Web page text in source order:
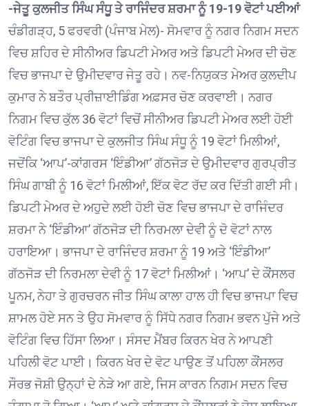
-ਜੇਤੂ ਕੁਲਜੀਤ ਸਿੰਘ ਸੰਧੂ ਤੇ ਰਾਜਿੰਦਰ ਸ਼ਰਮਾ ਨੂੰ 19-19 ਵੋਟਾਂ ਪਈਆਂ
ਚੰਡੀਗੜ੍ਹ, 5 ਫਰਵਰੀ (ਪੰਜਾਬ ਮੇਲ)- ਸੋਮਵਾਰ ਨੂੰ ਨਗਰ ਨਿਗਮ ਸਦਨ
ਵਿਚ ਸ਼ਹਿਰ ਦੇ ਸੀਨੀਅਰ ਡਿਪਟੀ ਮੇਅਰ ਅਤੇ ਡਿਪਟੀ ਮੇਅਰ ਦੀ ਚੋਣ
ਵਿਚ ਭਾਜਪਾ ਦੇ ਉਮੀਦਵਾਰ ਜੇਤੂ ਰਹੇ। ਨਵ-ਨਿਯੁਕਤ ਮੇਅਰ ਕੁਲਦੀਪ
ਕੁਮਾਰ ਨੇ ਬਤੌਰ ਪ੍ਰੀਜ਼ਾਈਡਿੰਗ ਅਫ਼ਸਰ ਚੋਣ ਕਰਵਾਈ। ਨਗਰ
ਨਿਗਮ ਵਿਚ ਕੁੱਲ 36 ਵੋਟਾਂ ਵਿਚੋਂ ਸੀਨੀਅਰ ਡਿਪਟੀ ਮੇਅਰ ਲਈ ਹੋਈ
ਵੋਟਿੰਗ ਵਿਚ ਭਾਜਪਾ ਦੇ ਕੁਲਜੀਤ ਸਿੰਘ ਸੰਧੂ ਨੂੰ 19 ਵੋਟਾਂ ਮਿਲੀਆਂ,
ਜਦੋਂਕਿ ‘ਆਪ’-ਕਾਂਗਰਸ ‘ਇੰਡੀਆ’ ਗੱਠਜੋੜ ਦੇ ਉਮੀਦਵਾਰ ਗੁਰਪ੍ਰੀਤ
ਸਿੰਘ ਗਾਬੀ ਨੂੰ 16 ਵੋਟਾਂ ਮਿਲੀਆਂ, ਇੱਕ ਵੋਟ ਰੱਦ ਕਰ ਦਿੱਤੀ ਗਈ ਸੀ।
ਡਿਪਟੀ ਮੇਅਰ ਦੇ ਅਹੁਦੇ ਲਈ ਹੋਈ ਚੋਣ ਵਿਚ ਭਾਜਪਾ ਦੇ ਰਾਜਿੰਦਰ
ਸ਼ਰਮਾ ਨੇ ‘ਇੰਡੀਆ’ ਗੱਠਜੋੜ ਦੀ ਨਿਰਮਲਾ ਦੇਵੀ ਨੂੰ ਦੋ ਵੋਟਾਂ ਨਾਲ
ਹਰਾਇਆ। ਭਾਜਪਾ ਦੇ ਰਾਜਿੰਦਰ ਸ਼ਰਮਾ ਨੂੰ 19 ਅਤੇ ‘ਇੰਡੀਆ’
ਗੱਠਜੋੜ ਦੀ ਨਿਰਮਲਾ ਦੇਵੀ ਨੂੰ 17 ਵੋਟਾਂ ਮਿਲੀਆਂ। ‘ਆਪ’ ਦੇ ਕੌਂਸਲਰ
ਪੂਨਮ, ਨੇਹਾ ਤੇ ਗੁਰਚਰਨ ਜੀਤ ਸਿੰਘ ਕਾਲਾ ਹਾਲ ਹੀ ਵਿਚ ਭਾਜਪਾ ਵਿਚ
ਸ਼ਾਮਲ ਹੋਏ ਸਨ ਤੇ ਉਹ ਸੋਮਵਾਰ ਨੂੰ ਸਿੱਧੇ ਨਗਰ ਨਿਗਮ ਭਵਨ ਪੁੱਜੇ ਅਤੇ
ਵੋਟਿੰਗ ਵਿਚ ਹਿੱਸਾ ਲਿਆ। ਸੰਸਦ ਮੈਂਬਰ ਕਿਰਨ ਖੇਰ ਨੇ ਆਪਣੀ
ਪਹਿਲੀ ਵੋਟ ਪਾਈ। ਕਿਰਨ ਖੇਰ ਦੇ ਵੋਟ ਪਾਉਣ ਤੋਂ ਪਹਿਲਾ ਕੌਂਸਲਰ
ਸੌਰਭ ਜੋਸ਼ੀ ਉਨ੍ਹਾਂ ਦੇ ਨੇੜੇ ਆ ਗਏ, ਜਿਸ ਕਾਰਨ ਨਿਗਮ ਸਦਨ ਵਿਚ